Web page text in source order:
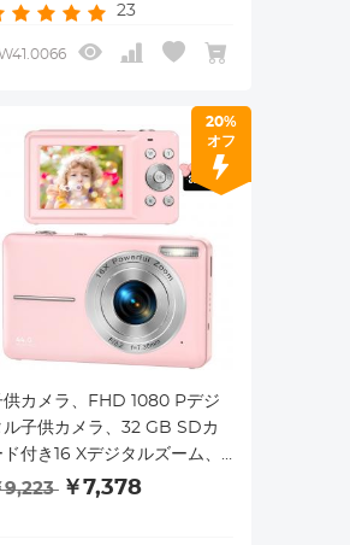
TFカード、2つの高速バ
テリーブラック
23
20%
オフ
供カメラ、FHD 1080 Pデジ
ル子供カメラ、32 GB SDカ
ド付き16 Xデジタルズーム、
ンパクトドットカメラ、青少
9,223 ￥7,378